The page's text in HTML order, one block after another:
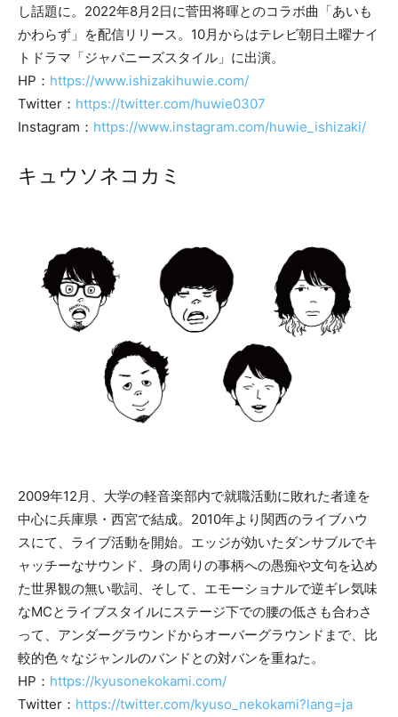
し話題に。2022年8月2日に菅田将暉とのコラボ曲「あいも
かわらず」を配信リリース。10月からはテレビ朝日土曜ナイ
トドラマ「ジャパニーズスタイル」に出演。
HP： https://www.ishizakihuwie.com/
Twitter： https://twitter.com/huwie0307
Instagram： https://www.instagram.com/huwie_ishizaki/
キュウソネコカミ
2009年12月、大学の軽音楽部内で就職活動に敗れた者達を
中心に兵庫県・西宮で結成。2010年より関西のライブハウ
スにて、ライブ活動を開始。エッジが効いたダンサブルでキ
ャッチーなサウンド、身の周りの事柄への愚痴や文句を込め
た世界観の無い歌詞、そして、エモーショナルで逆ギレ気味
なMCとライブスタイルにステージ下での腰の低さも合わさ
って、アンダーグラウンドからオーバーグラウンドまで、比
較的色々なジャンルのバンドとの対バンを重ねた。
HP： https://kyusonekokami.com/
Twitter： https://twitter.com/kyuso_nekokami?lang=ja